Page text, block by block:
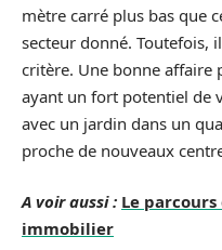
mètre carré plus bas que
secteur donné. Toutefois,
critère. Une bonne affaire
ayant un fort potentiel de
avec un jardin dans un
proche de nouveaux
A voir aussi : Le
immobilier